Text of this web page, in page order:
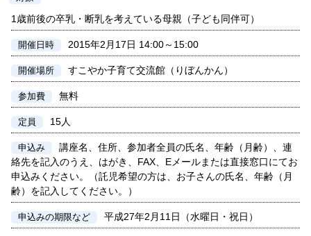
1歳前後の卒乳・断乳を考えている母親（子ども同伴可）
開催日時 2015年2月17日 14:00～15:00
開催場所 すこやか子育て交流館（りぼんかん）
参加費 無料
定員 15人
申込み
講座名、住所、参加者全員の氏名、年齢（月齢）、連
絡先を記入のうえ、はがき、FAX、Eメールまたは直接窓口にてお
申込みください。（託児希望の方は、お子さんの氏名、年齢（月
齢）を記入してください。）
申込みの期限など 平成27年2月11日（水曜日・祝日）